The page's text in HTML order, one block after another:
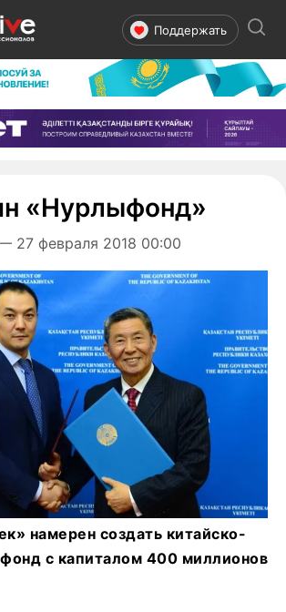
Поддержать
«Нурлыфонд»
27 февраля 2018 00:00
намерен создать китайско-
с капиталом 400 миллионов